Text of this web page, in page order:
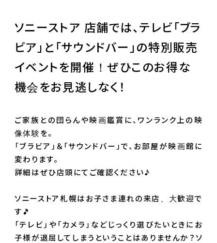
ソニーストア 店舗では、テレビ「ブラ
ビア」と「サウンドバー」の特別販売
イベントを開催！ぜひこのお得な
機会をお見逃しなく！
ご家族との団らんや映画鑑賞に、ワンランク上の映
像体験を。
「ブラビア」＆「サウンドバー」で、お部屋が映画館に
変わります。
詳細はぜひ店頭にてご確認ください♪
ソニーストア札幌はお子さま連れの来店、大歓迎で
す🎵
「テレビ」や「カメラ」などじっくり選びたいときにお
子様が退屈してしまうということはありませんか？ソ